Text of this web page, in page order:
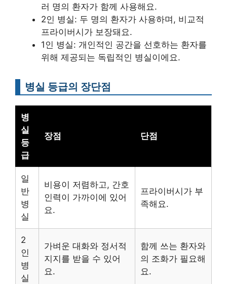
러 명의 환자가 함께 사용해요.
2인 병실: 두 명의 환자가 사용하며, 비교적
프라이버시가 보장돼요.
1인 병실: 개인적인 공간을 선호하는 환자를
위해 제공되는 독립적인 병실이에요.
병실 등급의 장단점
병
실
등
급
장점 단점
일
반
병
실
비용이 저렴하고, 간호
인력이 가까이에 있어
요.
프라이버시가 부
족해요.
2
인
병
실
가벼운 대화와 정서적
지지를 받을 수 있어
요.
함께 쓰는 환자와
의 조화가 필요해
요.